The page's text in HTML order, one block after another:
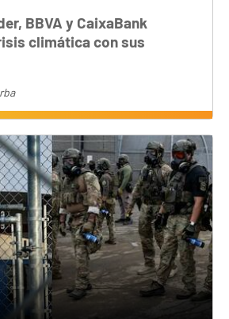
BBVA y CaixaBank
climática con sus